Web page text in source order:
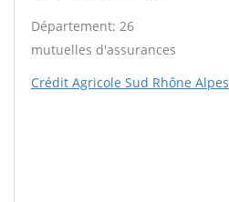
Département: 26
mutuelles d'assurances
Crédit Agricole Sud Rhône Alpes